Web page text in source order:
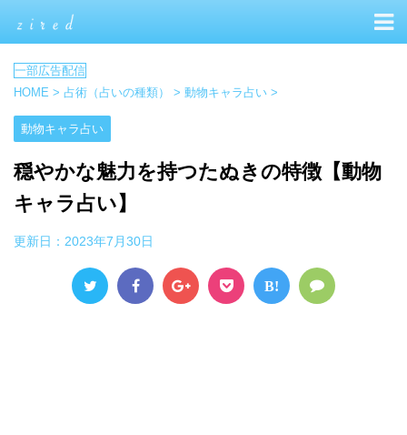
HOME > 占術（占いの種類） > 動物キャラ占い >
動物キャラ占い
穏やかな魅力を持つたぬきの特徴【動物
キャラ占い】
更新日： 2023年7月30日
B!